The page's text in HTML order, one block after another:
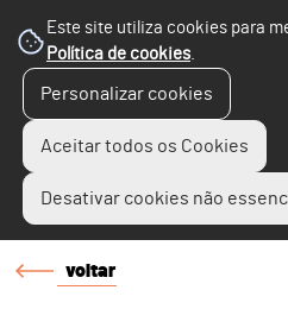
Este site utiliza cookies para
Política de cookies.
Personalizar cookies
Aceitar todos os Cookies
Desativar cookies não
voltar